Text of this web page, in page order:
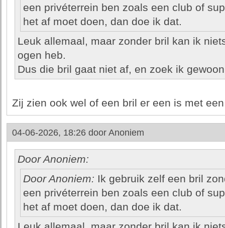
een privéterrein ben zoals een club of
het af moet doen, dan doe ik dat.
Leuk allemaal, maar zonder bril kan ik
ogen heb.
Dus die bril gaat niet af, en zoek ik
Zij zien ook wel of een bril er een is met
04-06-2026, 18:26 door Anoniem
Door Anoniem:
Door Anoniem: Ik gebruik zelf een bril
een privéterrein ben zoals een club of
het af moet doen, dan doe ik dat.